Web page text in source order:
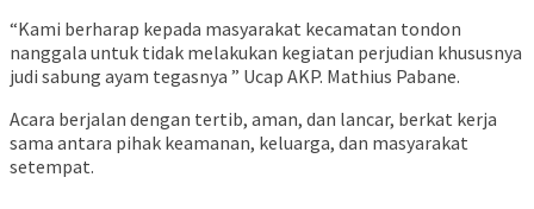
“Kami berharap kepada masyarakat kecamatan tondon
nanggala untuk tidak melakukan kegiatan perjudian khususnya
judi sabung ayam tegasnya ” Ucap AKP. Mathius Pabane.
Acara berjalan dengan tertib, aman, dan lancar, berkat kerja
sama antara pihak keamanan, keluarga, dan masyarakat
setempat.